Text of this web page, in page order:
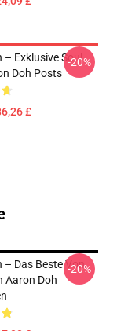
– Exklusive Soul
Doh Posts
£
-20%
– Das Beste Von
Aaron Doh
-20%